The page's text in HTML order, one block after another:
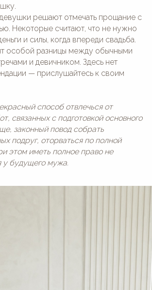
решают отмечать прощание с
Некоторые считают, что не нужно
и силы, когда впереди свадьба.
особой разницы между обычными
и девичником. Здесь нет
— прислушайтесь к своим
способ отвлечься от
связанных с подготовкой основного
законный повод собрать
подруг, оторваться по полной
этом иметь полное право не
у будущего мужа.